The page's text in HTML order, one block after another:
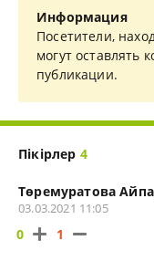
Информация
Посетители,
могут оставлять
публикации.
Пікірлер 4
Төремуратова
03.03.2021 11:05
0 1